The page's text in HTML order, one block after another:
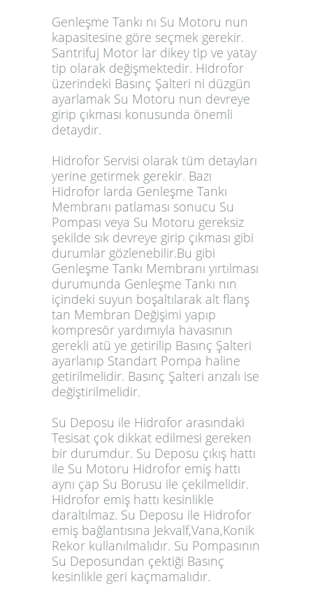
Genleşme Tankı nı Su Motoru nun
kapasitesine göre seçmek gerekir.
Santrifuj Motor lar dikey tip ve yatay
tip olarak değişmektedir. Hidrofor
üzerindeki Basınç Şalteri ni düzgün
ayarlamak Su Motoru nun devreye
girip çıkması konusunda önemli
detaydır.
Hidrofor Servisi olarak tüm detayları
yerine getirmek gerekir. Bazı
Hidrofor larda Genleşme Tankı
Membranı patlaması sonucu Su
Pompası veya Su Motoru gereksiz
şekilde sık devreye girip çıkması gibi
durumlar gözlenebilir.Bu gibi
Genleşme Tankı Membranı yırtılması
durumunda Genleşme Tankı nın
içindeki suyun boşaltılarak alt flanş
tan Membran Değişimi yapıp
kompresör yardımıyla havasının
gerekli atü ye getirilip Basınç Şalteri
ayarlanıp Standart Pompa haline
getirilmelidir. Basınç Şalteri arızalı ise
değiştirilmelidir.
Su Deposu ile Hidrofor arasındaki
Tesisat çok dikkat edilmesi gereken
bir durumdur. Su Deposu çıkış hattı
ile Su Motoru Hidrofor emiş hattı
aynı çap Su Borusu ile çekilmelidir.
Hidrofor emiş hattı kesinlikle
daraltılmaz. Su Deposu ile Hidrofor
emiş bağlantısına Jekvalf,Vana,Konik
Rekor kullanılmalıdır. Su Pompasının
Su Deposundan çektiği Basınç
kesinlikle geri kaçmamalıdır.